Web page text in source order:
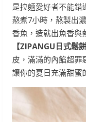
是拉麵愛好者不能錯
熬煮7小時，熬製出
香魚，造就出魚香與
【ZIPANGU日式鬆餅
皮，滿滿的內餡超罪
讓你的夏日充滿甜蜜